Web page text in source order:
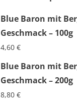
Blue Baron mit
Geschmack – 100g
4,60 €
Blue Baron mit
Geschmack – 200g
8,80 €